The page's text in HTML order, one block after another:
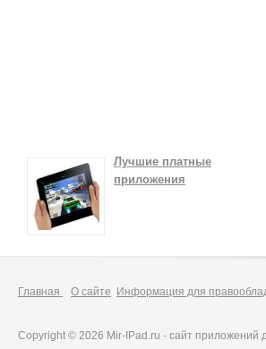
Лучшие платные
приложения
Главная О сайте Информация для
Copyright © 2026 Mir-IPad.ru - сайт приложений